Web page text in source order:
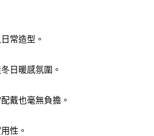
商業銀行
灣）商業銀行
銀行
信用卡公司
常造型。
日暖感氛圍。
戴也毫無負擔。
性。